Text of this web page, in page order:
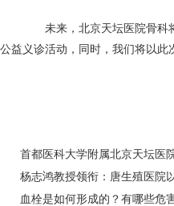
未来，北京天坛医院骨科将
公益义诊活动，同时，我们将以
首都医科大学附属北京天坛医
普义诊活动
杨志鸿教授领衔：唐生殖医院
严谨的操作流程，重塑中亚辅
血栓是如何形成的？有哪些危